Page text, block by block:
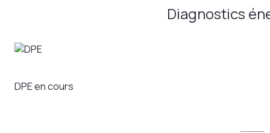
Diagnostics
DPE en cours